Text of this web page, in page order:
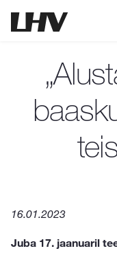
16.01.2023
Juba 17. jaanuaril